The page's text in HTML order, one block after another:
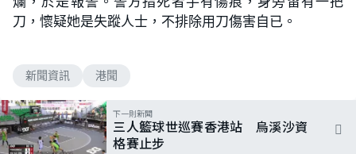
刀，懷疑她是失蹤人士，不排除用刀傷害自已。
新聞資訊 港聞
下一則新聞
三人籃球世巡賽香港站 烏溪沙資
格賽止步